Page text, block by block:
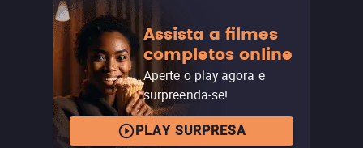
Assista a filmes
completos online
Aperte o play agora e
surpreenda-se!
PLAY SURPRESA